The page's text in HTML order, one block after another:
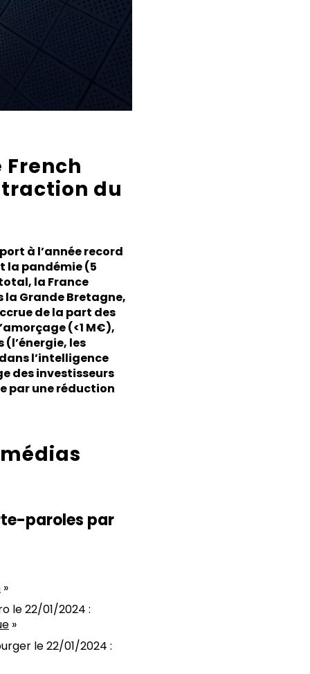
French
du
à l’année record
la pandémie (5
la France
la Grande Bretagne,
de la part des
(<1 M€),
les
l’intelligence
des investisseurs
par une réduction
paroles par
»
le 22/01/2024 :
»
le 22/01/2024 :